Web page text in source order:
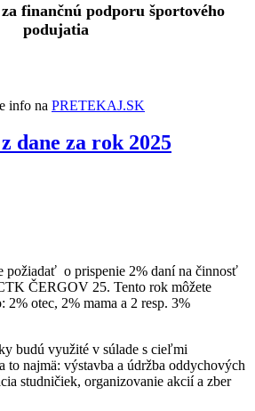
finančnú podporu športového
podujatia
info na PRETEKAJ.SK
dane za rok 2025
požiadať o prispenie 2% daní na činnosť
ČERGOV 25. Tento rok môžete
2% otec, 2% mama a 2 resp. 3%
budú využité v súlade s cieľmi
to najmä: výstavba a údržba oddychových
studničiek, organizovanie akcií a zber